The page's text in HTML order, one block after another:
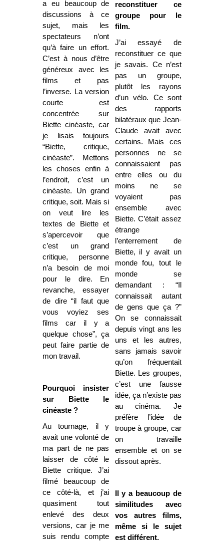
a eu beaucoup de
discussions à ce
sujet, mais les
spectateurs n’ont
qu’à faire un effort.
C’est à nous d’être
généreux avec les
films et pas
l’inverse. La version
courte est
concentrée sur
Biette cinéaste, car
je lisais toujours
“Biette, critique,
cinéaste”. Mettons
les choses enfin à
l’endroit, c’est un
cinéaste. Un grand
critique, soit. Mais si
on veut lire les
textes de Biette et
s’apercevoir que
c’est un grand
critique, personne
n’a besoin de moi
pour le dire. En
revanche, essayer
de dire “il faut que
vous voyiez ses
films car il y a
quelque chose”, ça
peut faire partie de
mon travail.
Pourquoi insister
sur Biette le
cinéaste ?
Au tournage, il y
avait une volonté de
ma part de ne pas
laisser de côté le
Biette critique. J’ai
filmé beaucoup de
ce côté-là, et j’ai
quasiment tout
enlevé des deux
versions, car je me
suis rendu compte
reconstituer ce
groupe pour le
film.
J’ai essayé de
reconstituer ce que
je savais. Ce n’est
pas un groupe,
plutôt les rayons
d’un vélo. Ce sont
des rapports
bilatéraux que Jean-
Claude avait avec
certains. Mais ces
personnes ne se
connaissaient pas
entre elles ou du
moins ne se
voyaient pas
ensemble avec
Biette. C’était assez
étrange
l’enterrement de
Biette, il y avait un
monde fou, tout le
monde se
demandant : “Il
connaissait autant
de gens que ça ?”
On se connaissait
depuis vingt ans les
uns et les autres,
sans jamais savoir
qu’on fréquentait
Biette. Les groupes,
c’est une fausse
idée, ça n’existe pas
au cinéma. Je
préfère l’idée de
troupe à groupe, car
on travaille
ensemble et on se
dissout après.
Il y a beaucoup de
similitudes avec
vos autres films,
même si le sujet
est différent.